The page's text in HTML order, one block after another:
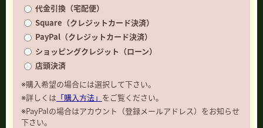
代金引換（宅配便）
Square（クレジットカード決済）
PayPal（クレジットカード決済）
ショッピングクレジット（ローン）
店頭決済
※購入希望の場合には選択して下さい。
※詳しくは 「購入方法」 をご覧ください。
※PayPalの場合はアカウント（登録メールアドレス）をお知らせ
下さい。